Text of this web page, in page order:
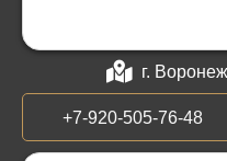
г.
+7-920-505-76-48